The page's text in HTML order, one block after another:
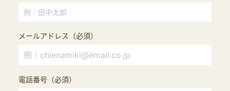
メールアドレス（必須）
電話番号（必須）